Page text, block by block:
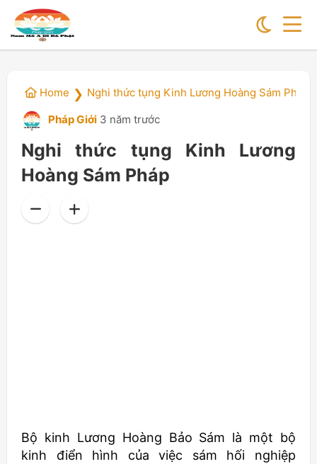
Home ❯ Nghi thức tụng Kinh Lương Hoàng Sám Pháp
Pháp Giới 3 năm trước
Nghi thức tụng Kinh Lương
Hoàng Sám Pháp
Bộ kinh Lương Hoàng Bảo Sám là một bộ
kinh điển hình của việc sám hối nghiệp